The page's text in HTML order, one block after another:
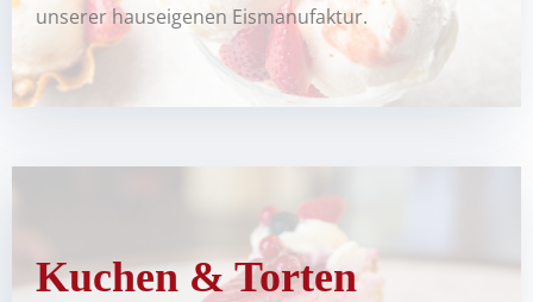
unserer hauseigenen Eismanufaktur.
UNSERE EISKARTE
Kuchen & Torten
Aktuelle Karte
Da wir stets Wert auf Frische und Abwechslung